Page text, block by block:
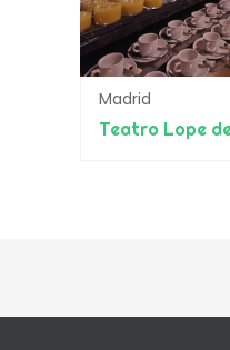
Madrid
Teatro Lope